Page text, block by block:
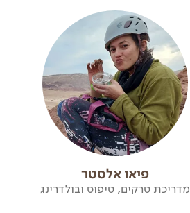
פיאו אלסטר
מדריכת טרקים, טיפוס ובולדרינג